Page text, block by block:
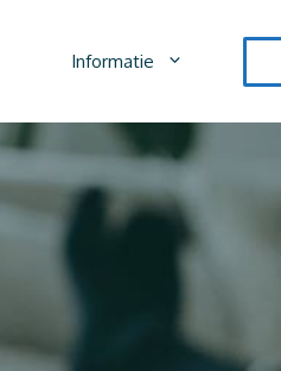
Informatie